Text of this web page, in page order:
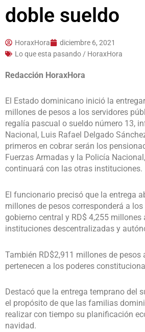
doble sueldo
HoraxHora
diciembre 6, 2021
Lo que esta pasando / HoraxHora
Redacción HoraxHora
El Estado dominicano inició la
millones de pesos a los servidores
regalía pascual o sueldo número 13,
Nacional, Luis Rafael Delgado
primeros en cobrar serán los
Fuerzas Armadas y la Policía
continuará con las otras instituciones.
El funcionario precisó que la entrega
millones de pesos corresponderá a los
gobierno central y RD$ 4,255 millones
instituciones descentralizadas y
También RD$2,911 millones de pesos
pertenecen a los poderes
Destacó que la entrega temprano del
el propósito de que las familias
realizar con tiempo su planificación
navidad.